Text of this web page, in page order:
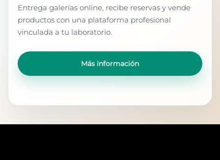
Entrega galerías online, recibe reservas y vende
productos con una plataforma profesional
vinculada a tu laboratorio.
Más información